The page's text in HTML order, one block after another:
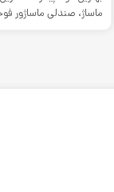
ماساژ، صندلی ماساژور